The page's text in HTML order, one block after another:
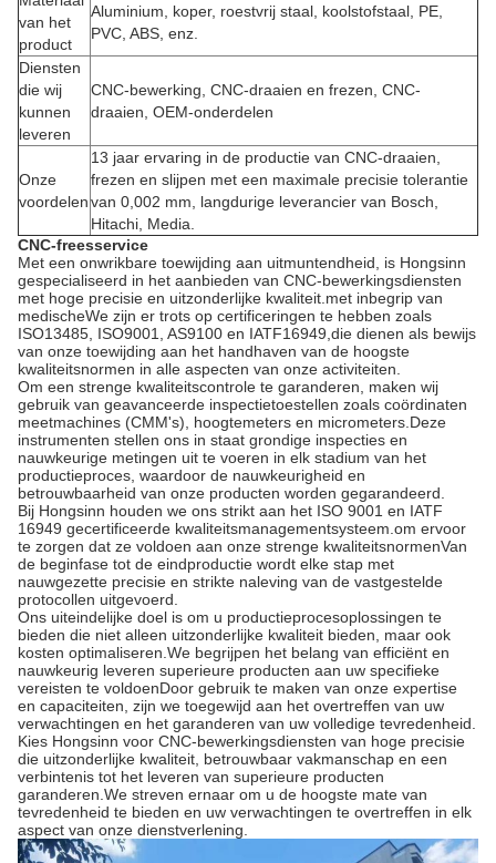
van het
product
Aluminium, koper, roestvrij staal, koolstofstaal, PE,
PVC, ABS, enz.
Diensten
die wij
kunnen
leveren
CNC-bewerking, CNC-draaien en frezen, CNC-
draaien, OEM-onderdelen
Onze
voordelen
13 jaar ervaring in de productie van CNC-draaien,
frezen en slijpen met een maximale precisie tolerantie
van 0,002 mm, langdurige leverancier van Bosch,
Hitachi, Media.
CNC-freesservice
Met een onwrikbare toewijding aan uitmuntendheid, is Hongsinn
gespecialiseerd in het aanbieden van CNC-bewerkingsdiensten
met hoge precisie en uitzonderlijke kwaliteit.met inbegrip van
medischeWe zijn er trots op certificeringen te hebben zoals
ISO13485, ISO9001, AS9100 en IATF16949,die dienen als bewijs
van onze toewijding aan het handhaven van de hoogste
kwaliteitsnormen in alle aspecten van onze activiteiten.
Om een strenge kwaliteitscontrole te garanderen, maken wij
gebruik van geavanceerde inspectietoestellen zoals coördinaten
meetmachines (CMM's), hoogtemeters en micrometers.Deze
instrumenten stellen ons in staat grondige inspecties en
nauwkeurige metingen uit te voeren in elk stadium van het
productieproces, waardoor de nauwkeurigheid en
betrouwbaarheid van onze producten worden gegarandeerd.
Bij Hongsinn houden we ons strikt aan het ISO 9001 en IATF
16949 gecertificeerde kwaliteitsmanagementsysteem.om ervoor
te zorgen dat ze voldoen aan onze strenge kwaliteitsnormenVan
de beginfase tot de eindproductie wordt elke stap met
nauwgezette precisie en strikte naleving van de vastgestelde
protocollen uitgevoerd.
Ons uiteindelijke doel is om u productieprocesoplossingen te
bieden die niet alleen uitzonderlijke kwaliteit bieden, maar ook
kosten optimaliseren.We begrijpen het belang van efficiënt en
nauwkeurig leveren superieure producten aan uw specifieke
vereisten te voldoenDoor gebruik te maken van onze expertise
en capaciteiten, zijn we toegewijd aan het overtreffen van uw
verwachtingen en het garanderen van uw volledige tevredenheid.
Kies Hongsinn voor CNC-bewerkingsdiensten van hoge precisie
die uitzonderlijke kwaliteit, betrouwbaar vakmanschap en een
verbintenis tot het leveren van superieure producten
garanderen.We streven ernaar om u de hoogste mate van
tevredenheid te bieden en uw verwachtingen te overtreffen in elk
aspect van onze dienstverlening.